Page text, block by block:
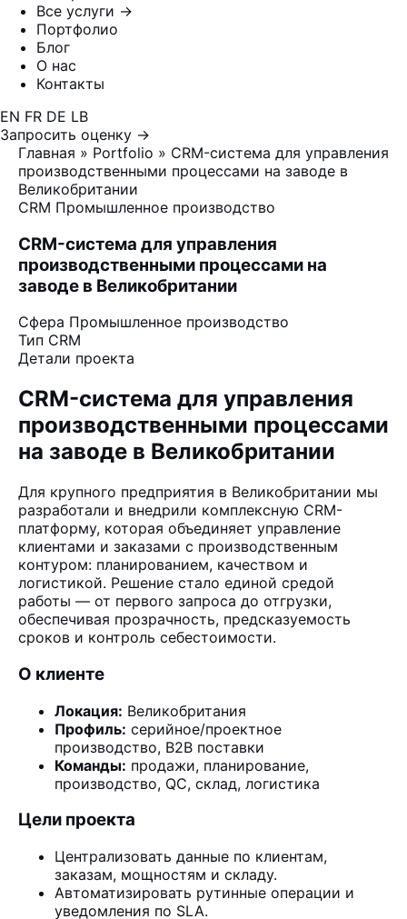
Все услуги →
Портфолио
Блог
О нас
Контакты
EN FR DE LB
Запросить оценку →
Главная » Portfolio » CRM-система для управления
производственными процессами на заводе в
Великобритании
CRM Промышленное производство
CRM-система для управления
производственными процессами на
заводе в Великобритании
Сфера Промышленное производство
Тип CRM
Детали проекта
CRM-система для управления
производственными процессами
на заводе в Великобритании
Для крупного предприятия в Великобритании мы
разработали и внедрили комплексную CRM-
платформу, которая объединяет управление
клиентами и заказами с производственным
контуром: планированием, качеством и
логистикой. Решение стало единой средой
работы — от первого запроса до отгрузки,
обеспечивая прозрачность, предсказуемость
сроков и контроль себестоимости.
О клиенте
Локация: Великобритания
Профиль: серийное/проектное
производство, B2B поставки
Команды: продажи, планирование,
производство, QC, склад, логистика
Цели проекта
Централизовать данные по клиентам,
заказам, мощностям и складу.
Автоматизировать рутинные операции и
уведомления по SLA.